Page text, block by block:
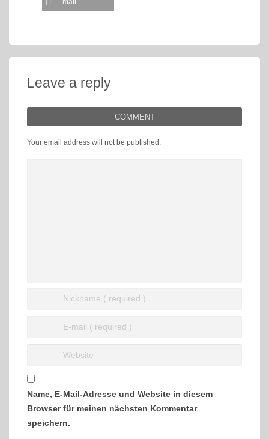
mail
Leave a reply
COMMENT
Your email address will not be published.
Name, E-Mail-Adresse und Website in diesem
Browser für meinen nächsten Kommentar
speichern.